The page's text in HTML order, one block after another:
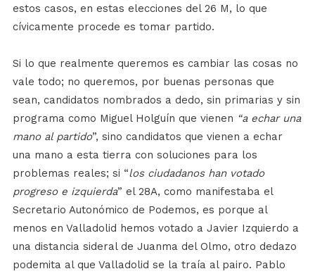
estos casos, en estas elecciones del 26 M, lo que
cívicamente procede es tomar partido.
Si lo que realmente queremos es cambiar las cosas no
vale todo; no queremos, por buenas personas que
sean, candidatos nombrados a dedo, sin primarias y sin
programa como Miguel Holguín que vienen “a echar una
mano al partido”, sino candidatos que vienen a echar
una mano a esta tierra con soluciones para los
problemas reales; si “los ciudadanos han votado
progreso e izquierda” el 28A, como manifestaba el
Secretario Autonómico de Podemos, es porque al
menos en Valladolid hemos votado a Javier Izquierdo a
una distancia sideral de Juanma del Olmo, otro dedazo
podemita al que Valladolid se la traía al pairo. Pablo